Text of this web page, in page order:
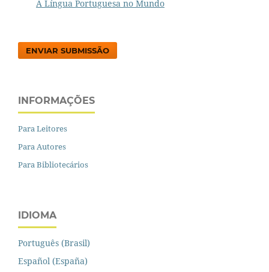
A Língua Portuguesa no Mundo
ENVIAR SUBMISSÃO
INFORMAÇÕES
Para Leitores
Para Autores
Para Bibliotecários
IDIOMA
Português (Brasil)
Español (España)